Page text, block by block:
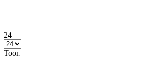
24
Toon